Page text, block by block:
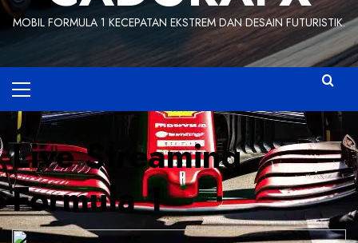
MOBIL FORMULA 1 KECEPATAN EKSTREM DAN DESAIN FUTURISTIK.
Menu
Live Streaming
Formula 1